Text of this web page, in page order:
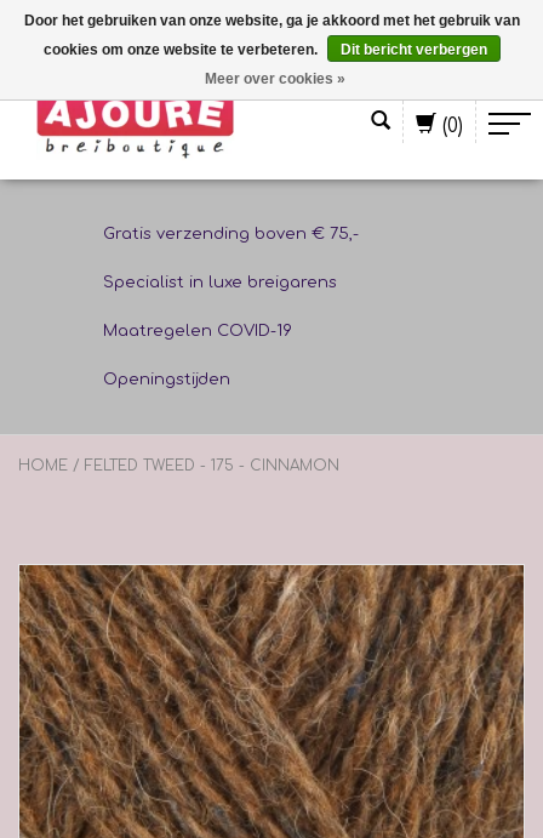
(0)
Gratis verzending boven € 75,-
Specialist in luxe breigarens
Maatregelen COVID-19
Openingstijden
HOME / FELTED TWEED - 175 - CINNAMON
Door het gebruiken van onze website, ga je akkoord met het gebruik van
cookies om onze website te verbeteren.
Dit bericht verbergen
Meer over cookies »